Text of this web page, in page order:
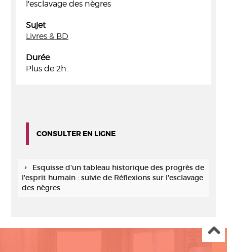
l'esclavage des nègres
Sujet
Livres & BD
Durée
Plus de 2h.
CONSULTER EN LIGNE
Esquisse d'un tableau historique des progrès de
l'esprit humain : suivie de Réflexions sur l'esclavage
des nègres